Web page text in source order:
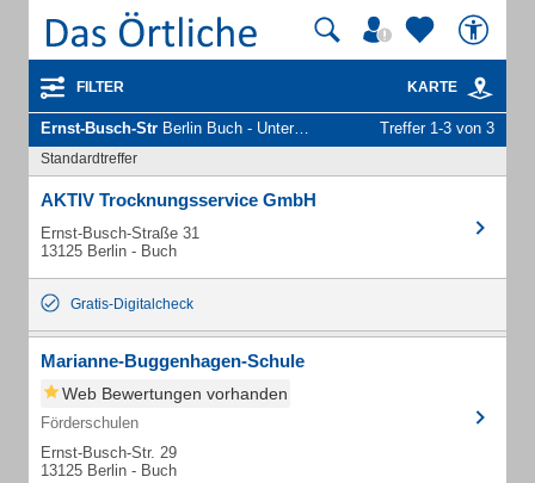
FILTER KARTE
Ernst-Busch-Str Berlin Buch - Unternehmen und Personen Treffer 1-3 von 3
Standardtreffer
AKTIV Trocknungsservice GmbH
Ernst-Busch-Straße 31
13125 Berlin - Buch
Gratis-Digitalcheck
Marianne-Buggenhagen-Schule
Web Bewertungen vorhanden
Förderschulen
Ernst-Busch-Str. 29
13125 Berlin - Buch